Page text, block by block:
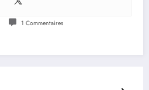
1 Commentaires